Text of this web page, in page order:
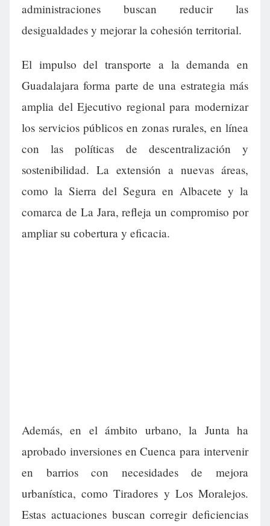
administraciones buscan reducir las
desigualdades y mejorar la cohesión territorial.
El impulso del transporte a la demanda en
Guadalajara forma parte de una estrategia más
amplia del Ejecutivo regional para modernizar
los servicios públicos en zonas rurales, en línea
con las políticas de descentralización y
sostenibilidad. La extensión a nuevas áreas,
como la Sierra del Segura en Albacete y la
comarca de La Jara, refleja un compromiso por
ampliar su cobertura y eficacia.
Además, en el ámbito urbano, la Junta ha
aprobado inversiones en Cuenca para intervenir
en barrios con necesidades de mejora
urbanística, como Tiradores y Los Moralejos.
Estas actuaciones buscan corregir deficiencias